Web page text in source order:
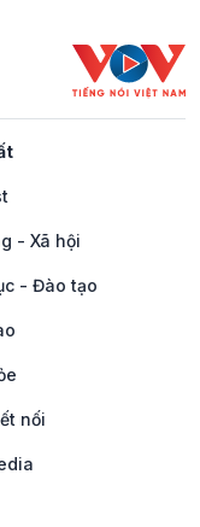
- Xã hội
- Đào tạo
nối